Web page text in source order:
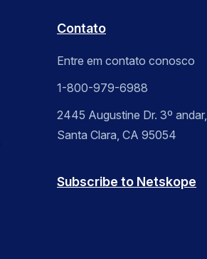
Contato
Entre em contato conosco
1-800-979-6988
2445 Augustine Dr. 3º andar,
Santa Clara, CA 95054
Subscribe to Netskope